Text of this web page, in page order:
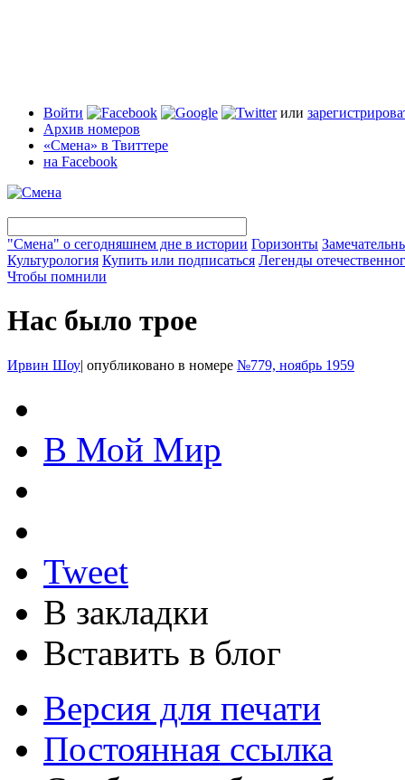
Войти или
Архив номеров
«Смена» в Твиттере
на Facebook
"Смена" о сегодняшнем дне в истории Горизонты
Культурология Купить или подписаться Легенды
Чтобы помнили
Нас было трое
Ирвин Шоу| опубликовано в номере №779, ноябрь 1959
В Мой Мир
Tweet
В закладки
Вставить в блог
Версия для печати
Постоянная ссылка